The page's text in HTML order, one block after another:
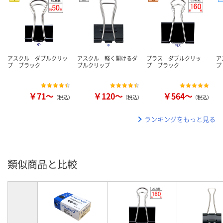
アスクル ダブルクリッ
プ ブラック
￥71～ （税込）
アスクル 軽く開けるダ
ブルクリップ
￥120～ （税込）
プラス ダブルクリッ
プ ブラック
￥564～ （税込）
ランキングをもっと見る
類似商品と比較